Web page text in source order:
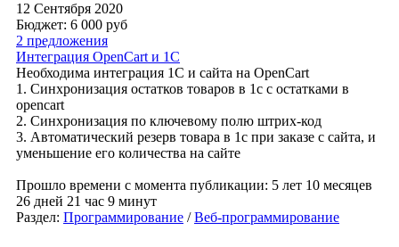
12 Сентября 2020
Бюджет: 6 000 руб
2 предложения
Интеграция OpenCart и 1С
Необходима интеграция 1С и сайта на OpenCart
1. Синхронизация остатков товаров в 1с с остатками в
opencart
2. Синхронизация по ключевому полю штрих-код
3. Автоматический резерв товара в 1с при заказе с сайта, и
уменьшение его количества на сайте
Прошло времени с момента публикации: 5 лет 10 месяцев
26 дней 21 час 9 минут
Раздел: Программирование /Веб-программирование